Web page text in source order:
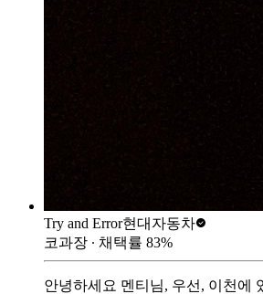
Try and Error현대자동차
코과장 ∙ 채택률 83%
안녕하세요 멘티님, 우선, 이천에